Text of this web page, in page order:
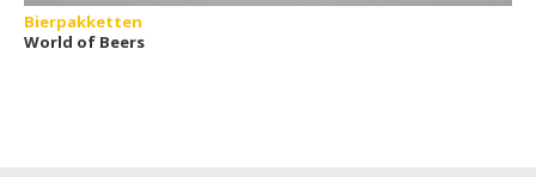
Bierpakketten
World of Beers